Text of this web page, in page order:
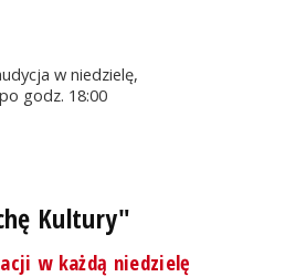
w niedzielę,
godz. 18:00
Kultury"
w każdą niedzielę